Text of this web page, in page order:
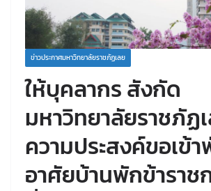
ข่าวประกาศมหาวิทยาลัยราชภัฏเลย
ให้บุคลากร สังกัด
มหาวิทยาลัยราชภัฏ
ความประสงค์ขอเข้
อาศัยบ้านพักข้าราช